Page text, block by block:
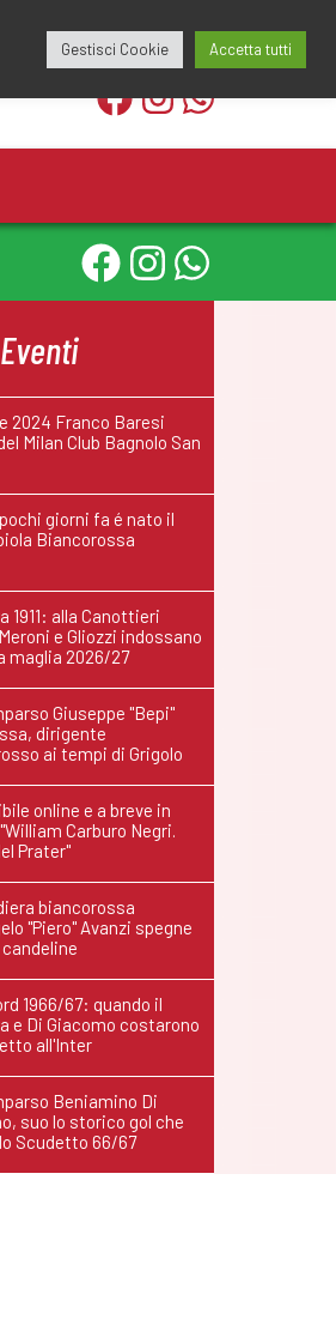
2024 Franco Baresi
Milan Club Bagnolo San
giorni fa é nato il
Biancorossa
1911: alla Canottieri
e Gliozzi indossano
maglia 2026/27
Giuseppe "Bepi"
dirigente
ai tempi di Grigolo
online e a breve in
Carburo Negri.
Prater"
biancorossa
"Piero" Avanzi spegne
1966/67: quando il
e Di Giacomo costarono
all'Inter
Beniamino Di
suo lo storico gol che
Scudetto 66/67
Gestisci Cookie Accetta tutti